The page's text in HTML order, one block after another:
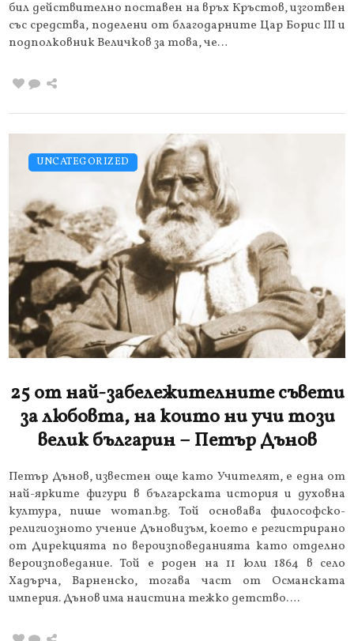
бил действително поставен на връх Кръстов, изготвен
със средства, поделени от благодарните Цар Борис III и
подполковник Величков за това, че…
UNCATEGORIZED
25 от най-забележителните съвети
за любовта, на които ни учи този
велик българин – Петър Дънов
Петър Дънов, известен още като Учителят, е една от
най-ярките фигури в българската история и духовна
култура, пише woman.bg. Той основава философско-
религиозното учение Дъновизъм, което е регистрирано
от Дирекцията по вероизповеданията като отделно
вероизповедание. Той е роден на 11 юли 1864 в село
Хадърча, Варненско, тогава част от Османската
империя. Дънов има наистина тежко детство….